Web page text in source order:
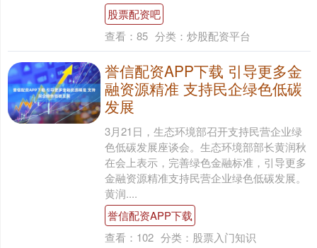
股票配资吧
查看： 85 分类： 炒股配资平台
誉信配资APP下载 引导更多金
融资源精准 支持民企绿色低碳
发展
3月21日，生态环境部召开支持民营企业绿
色低碳发展座谈会。生态环境部部长黄润秋
在会上表示，完善绿色金融标准，引导更多
金融资源精准支持民营企业绿色低碳发展。
黄润....
誉信配资APP下载
查看： 102 分类： 股票入门知识